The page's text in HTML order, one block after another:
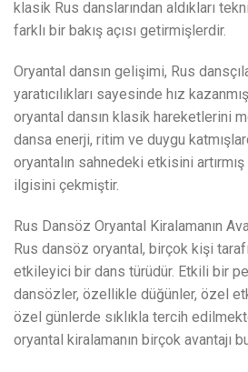
klasik Rus danslarından aldıkları
farklı bir bakış açısı getirmişlerdir.
Oryantal dansın gelişimi, Rus
yaratıcılıkları sayesinde hız
oryantal dansın klasik hareketlerini
dansa enerji, ritim ve duygu
oryantalın sahnedeki etkisini
ilgisini çekmiştir.
Rus Dansöz Oryantal Kiralamanın
Rus dansöz oryantal, birçok kişi
etkileyici bir dans türüdür. Etkili bir
dansözler, özellikle düğünler, özel
özel günlerde sıklıkla tercih
oryantal kiralamanın birçok avantajı